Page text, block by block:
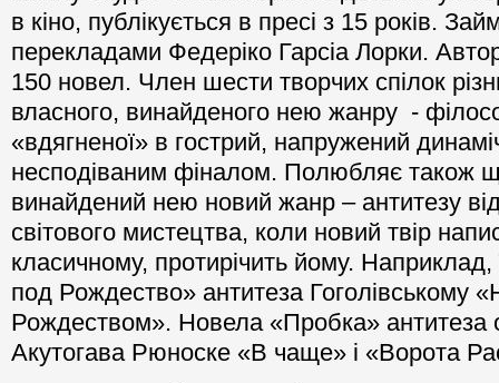
в кіно, публікується в пресі з 15 років.
перекладами Федеріко Гарсіа Лорки.
150 новел. Член шести творчих спілок
власного, винайденого нею жанру -
«вдягненої» в гострий, напружений
несподіваним фіналом. Полюбляє також
винайдений нею новий жанр – антитезу
світового мистецтва, коли новий твір
класичному, протирічить йому. Наприклад,
под Рождество» антитеза Гоголівському
Рождеством». Новела «Пробка» антитеза
Акутогава Рюноске «В чаще» і «Ворота